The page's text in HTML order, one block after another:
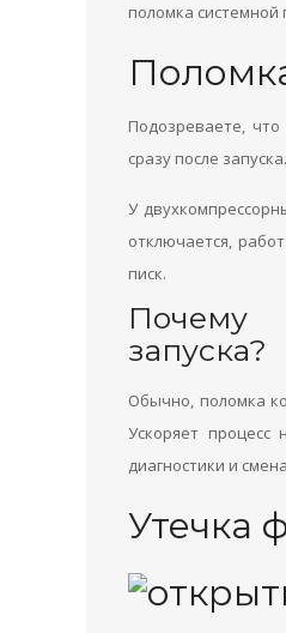
поломка системной
Подозреваете,
сразу после
У
отключается,
писк.
Почему
запуска?
Обычно, поломка
Ускоряет процесс
диагностики и
Утечка